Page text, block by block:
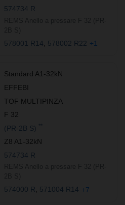
574734 R
578001 R14 578002 R22 +1
Standard A1-32kN
EFFEBI
TOF MULTIPINZA
F 32
(PR-2B S)
Z8 A1-32kN
574734 R
574000 R 571004 R14 +7